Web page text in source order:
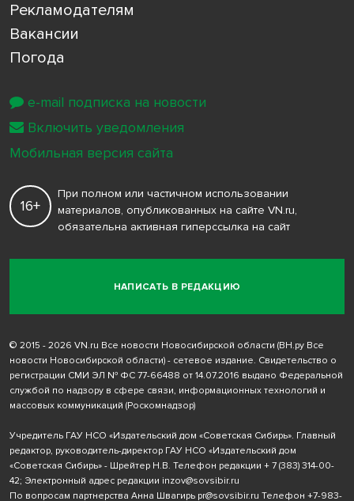
Рекламодателям
Вакансии
Погода
НАПИСАТЬ В РЕДАКЦИЮ
16+
При полном или частичном использовании
материалов, опубликованных на сайте VN.ru,
обязательна активная гиперссылка на сайт
© 2015 - 2026 VN.ru Все новости Новосибирской области (ВН.ру Все
новости Новосибирской области) - сетевое издание. Свидетельство о
регистрации СМИ ЭЛ № ФС 77-66488 от 14.07.2016 выдано Федеральной
службой по надзору в сфере связи, информационных технологий и
массовых коммуникаций (Роскомнадзор)
Учредитель ГАУ НСО «Издательский дом «Советская Сибирь». Главный
редактор, руководитель-директор ГАУ НСО «Издательский дом
«Советская Сибирь» - Шрейтер Н.В. Телефон редакции + 7 (383) 314-00-
42; Электронный адрес редакции inzov@sovsibir.ru
По вопросам партнерства Анна Швагирь pr@sovsibir.ru Телефон +7-983-
e-mail подписка на новости
Включить уведомления
Мобильная версия сайта